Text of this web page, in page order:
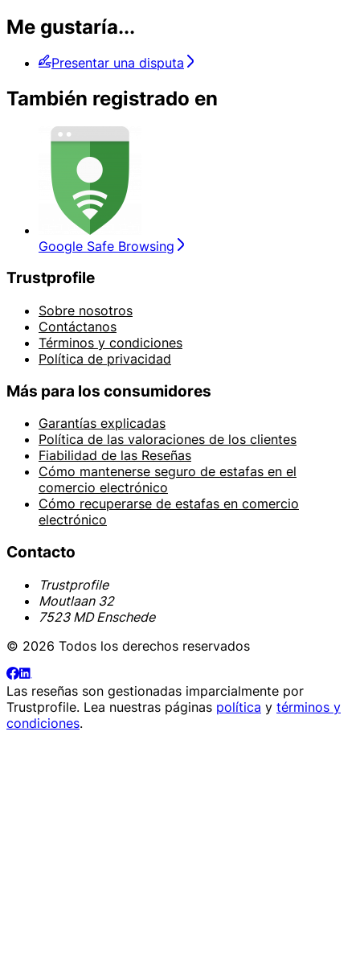
Me gustaría...
Presentar una disputa
También registrado en
Google Safe Browsing
Trustprofile
Sobre nosotros
Contáctanos
Términos y condiciones
Política de privacidad
Más para los consumidores
Garantías explicadas
Política de las valoraciones de los clientes
Fiabilidad de las Reseñas
Cómo mantenerse seguro de estafas en el
comercio electrónico
Cómo recuperarse de estafas en comercio
electrónico
Contacto
Trustprofile
Moutlaan 32
7523 MD Enschede
© 2026 Todos los derechos reservados
Las reseñas son gestionadas imparcialmente por
Trustprofile. Lea nuestras páginas política y términos y
condiciones.